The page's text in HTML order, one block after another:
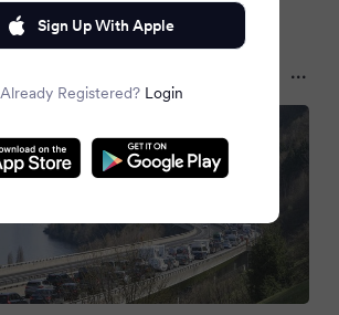
Sign Up With Apple
Already Registered? Login